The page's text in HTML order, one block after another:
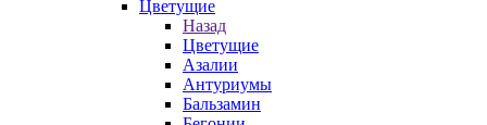
Цветущие
Назад
Цветущие
Азалии
Антуриумы
Бальзамин